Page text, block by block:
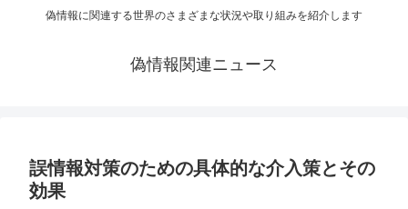
偽情報に関連する世界のさまざまな状況や取り組みを紹介します
偽情報関連ニュース
誤情報対策のための具体的な介入策とその
効果